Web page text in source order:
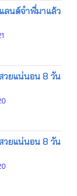
ลนด์จ๋าพี่มาแล้ว
วยแน่นอน 8 วัน
วยแน่นอน 8 วัน